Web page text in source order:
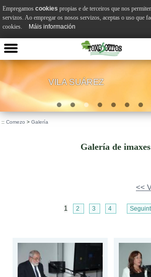
VILA SUÁREZ
:: Comezo > Galería
Galería de imaxes
<<
1 2 3 4
Empregamos cookies propias e de terceiros que nos
servizos. Ao empregar os nosos servizos, aceptas o uso que
cookies.
Máis información